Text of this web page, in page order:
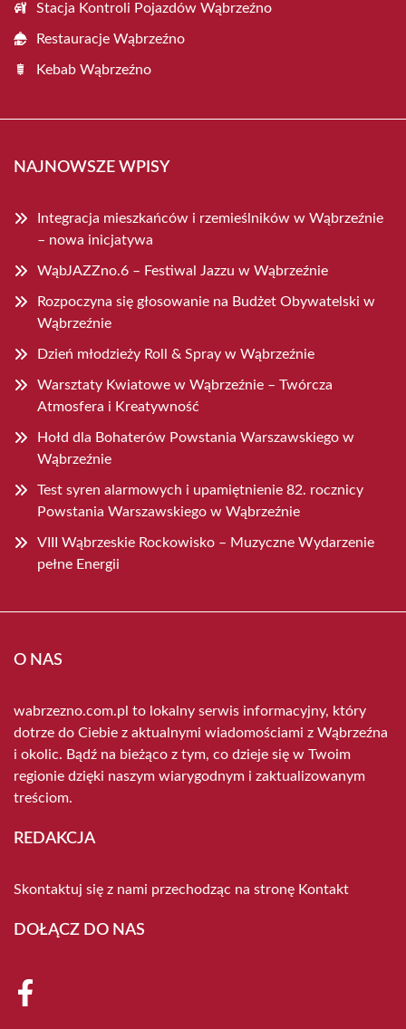
Stacja Kontroli Pojazdów Wąbrzeźno
Restauracje Wąbrzeźno
Kebab Wąbrzeźno
NAJNOWSZE WPISY
Integracja mieszkańców i rzemieślników w Wąbrzeźnie
– nowa inicjatywa
WąbJAZZno.6 – Festiwal Jazzu w Wąbrzeźnie
Rozpoczyna się głosowanie na Budżet Obywatelski w
Wąbrzeźnie
Dzień młodzieży Roll & Spray w Wąbrzeźnie
Warsztaty Kwiatowe w Wąbrzeźnie – Twórcza
Atmosfera i Kreatywność
Hołd dla Bohaterów Powstania Warszawskiego w
Wąbrzeźnie
Test syren alarmowych i upamiętnienie 82. rocznicy
Powstania Warszawskiego w Wąbrzeźnie
VIII Wąbrzeskie Rockowisko – Muzyczne Wydarzenie
pełne Energii
O NAS
wabrzezno.com.pl to lokalny serwis informacyjny, który
dotrze do Ciebie z aktualnymi wiadomościami z Wąbrzeźna
i okolic. Bądź na bieżąco z tym, co dzieje się w Twoim
regionie dzięki naszym wiarygodnym i zaktualizowanym
treściom.
REDAKCJA
Skontaktuj się z nami przechodząc na stronę Kontakt
DOŁĄCZ DO NAS